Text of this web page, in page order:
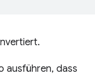
ausführen, dass